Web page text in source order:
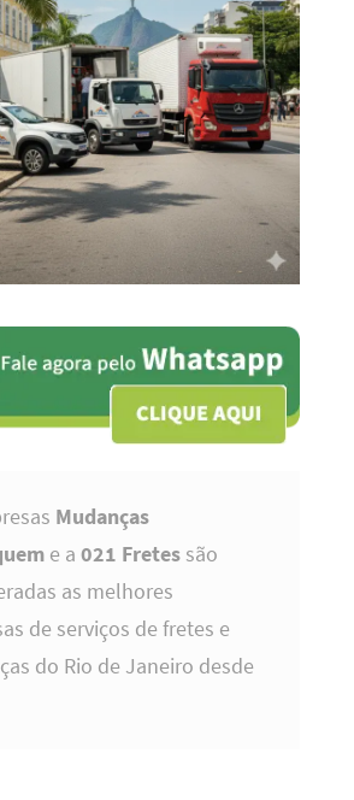
Mudanças
e a 021 Fretessão
as melhores
de serviços de fretes e
do Rio de Janeiro desde